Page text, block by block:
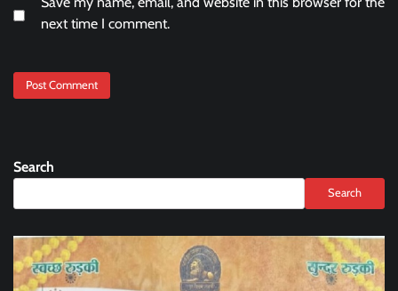
next time I comment.
Search
Search